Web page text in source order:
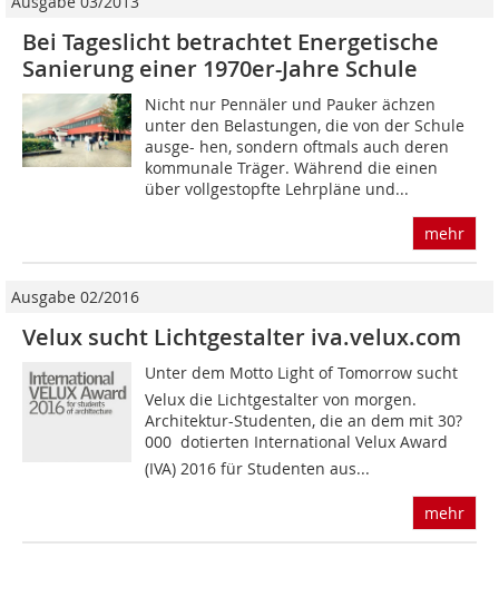
Bei Tageslicht betrachtet Energetische
Sanierung einer 1970er-Jahre Schule
Nicht nur Pennäler und Pauker ächzen
unter den Belastungen, die von der Schule
ausge­- hen, sondern oftmals auch deren
kommunale Träger. Während die einen
über vollgestopfte Lehrpläne und...
mehr
Ausgabe 02/2016
Velux sucht Lichtgestalter iva.velux.com
Unter dem Motto Light of Tomorrow sucht
Velux die Lichtgestalter von morgen.
Architektur-Studenten, die an dem mit 30?
000  dotierten International Velux Award
(IVA) 2016 für Studenten aus...
mehr